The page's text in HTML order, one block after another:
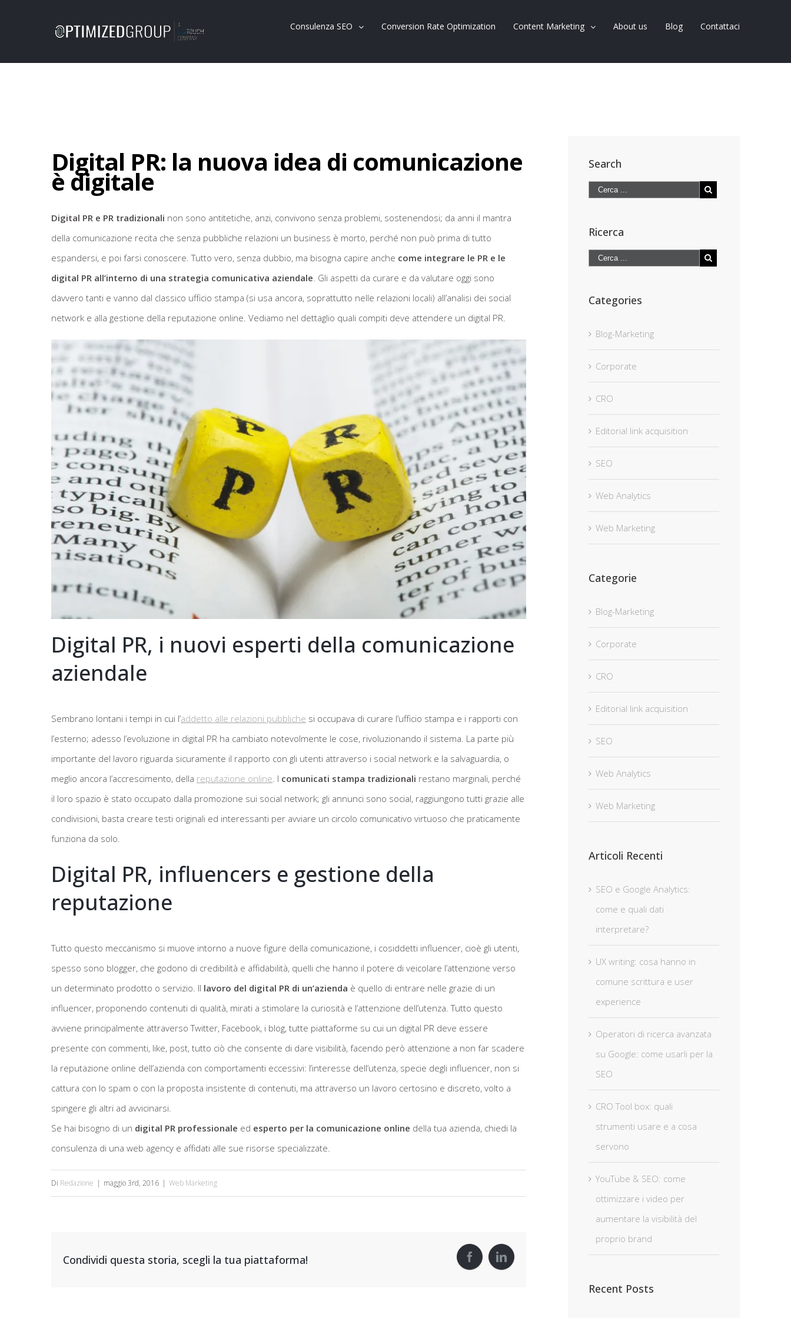
Consulenza SEO Conversion Rate Optimization Content Marketing About us Blog Contattaci
Digital PR: la nuova idea di comunicazione
è digitale
Digital PR e PR tradizionali non sono antitetiche, anzi, convivono senza problemi, sostenendosi; da anni il mantra
della comunicazione recita che senza pubbliche relazioni un business è morto, perché non può prima di tutto
espandersi, e poi farsi conoscere. Tutto vero, senza dubbio, ma bisogna capire anche come integrare le PR e le
digital PR all’interno di una strategia comunicativa aziendale . Gli aspetti da curare e da valutare oggi sono
davvero tanti e vanno dal classico ufficio stampa (si usa ancora, soprattutto nelle relazioni locali) all’analisi dei social
network e alla gestione della reputazione online. Vediamo nel dettaglio quali compiti deve attendere un digital PR.
Digital PR, i nuovi esperti della comunicazione
aziendale
Sembrano lontani i tempi in cui l’addetto alle relazioni pubbliche si occupava di curare l’ufficio stampa e i rapporti con
l’esterno; adesso l’evoluzione in digital PR ha cambiato notevolmente le cose, rivoluzionando il sistema. La parte più
importante del lavoro riguarda sicuramente il rapporto con gli utenti attraverso i social network e la salvaguardia, o
meglio ancora l’accrescimento, della reputazione online . I comunicati stampa tradizionali restano marginali, perché
il loro spazio è stato occupato dalla promozione sui social network; gli annunci sono social, raggiungono tutti grazie alle
condivisioni, basta creare testi originali ed interessanti per avviare un circolo comunicativo virtuoso che praticamente
funziona da solo.
Digital PR, influencers e gestione della
reputazione
Tutto questo meccanismo si muove intorno a nuove figure della comunicazione, i cosiddetti influencer, cioè gli utenti,
spesso sono blogger, che godono di credibilità e affidabilità, quelli che hanno il potere di veicolare l’attenzione verso
un determinato prodotto o servizio. Il lavoro del digital PR di un’azienda è quello di entrare nelle grazie di un
influencer, proponendo contenuti di qualità, mirati a stimolare la curiosità e l’attenzione dell’utenza. Tutto questo
avviene principalmente attraverso Twitter, Facebook, i blog, tutte piattaforme su cui un digital PR deve essere
presente con commenti, like, post, tutto ciò che consente di dare visibilità, facendo però attenzione a non far scadere
la reputazione online dell’azienda con comportamenti eccessivi: l’interesse dell’utenza, specie degli influencer, non si
cattura con lo spam o con la proposta insistente di contenuti, ma attraverso un lavoro certosino e discreto, volto a
spingere gli altri ad avvicinarsi.
Se hai bisogno di un digital PR professionale ed esperto per la comunicazione online della tua azienda, chiedi la
consulenza di una web agency e affidati alle sue risorse specializzate.
Di Redazione | maggio 3rd, 2016 | Web Marketing
Condividi questa storia, scegli la tua piattaforma!
Search
Ricerca
Categories
Blog-Marketing
Corporate
CRO
Editorial link acquisition
SEO
Web Analytics
Web Marketing
Categorie
Blog-Marketing
Corporate
CRO
Editorial link acquisition
SEO
Web Analytics
Web Marketing
Articoli Recenti
SEO e Google Analytics:
come e quali dati
interpretare?
UX writing: cosa hanno in
comune scrittura e user
experience
Operatori di ricerca avanzata
su Google: come usarli per la
SEO
CRO Tool box: quali
strumenti usare e a cosa
servono
YouTube & SEO: come
ottimizzare i video per
aumentare la visibilità del
proprio brand
Recent Posts